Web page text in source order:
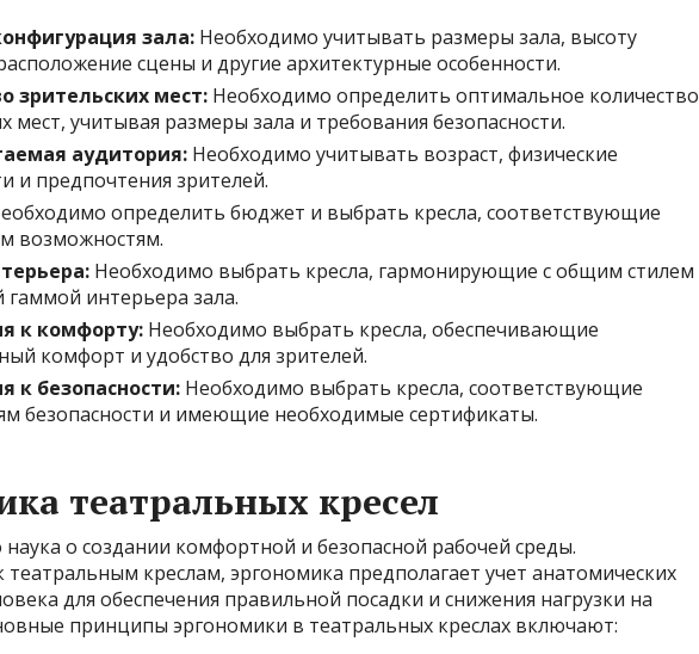
зала: Необходимо учитывать размеры зала, высоту
сцены и другие архитектурные особенности.
зрительских мест: Необходимо определить оптимальное количество
мест, учитывая размеры зала и требования безопасности.
аудитория: Необходимо учитывать возраст, физические
и предпочтения зрителей.
определить бюджет и выбрать кресла, соответствующие
возможностям.
Необходимо выбрать кресла, гармонирующие с общим стилем
гаммой интерьера зала.
к комфорту: Необходимо выбрать кресла, обеспечивающие
комфорт и удобство для зрителей.
к безопасности: Необходимо выбрать кресла, соответствующие
безопасности и имеющие необходимые сертификаты.
театральных кресел
о создании комфортной и безопасной рабочей среды.
креслам, эргономика предполагает учет анатомических
для обеспечения правильной посадки и снижения нагрузки на
принципы эргономики в театральных креслах включают: